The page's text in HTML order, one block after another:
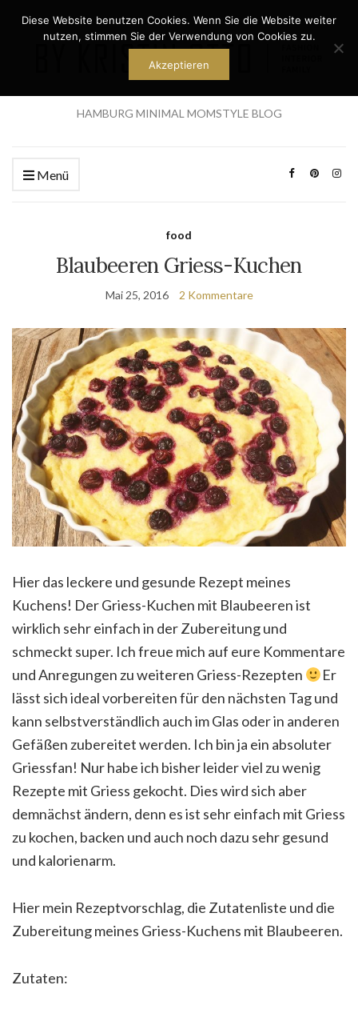
HAMBURG MINIMAL MOMSTYLE BLOG
Menü
food
Blaubeeren Griess-Kuchen
Mai 25, 2016 2 Kommentare
Hier das leckere und gesunde Rezept meines
Kuchens! Der Griess-Kuchen mit Blaubeeren ist
wirklich sehr einfach in der Zubereitung und
schmeckt super. Ich freue mich auf eure Kommentare
und Anregungen zu weiteren Griess-Rezepten
Er
lässt sich ideal vorbereiten für den nächsten Tag und
kann selbstverständlich auch im Glas oder in anderen
Gefäßen zubereitet werden. Ich bin ja ein absoluter
Griessfan! Nur habe ich bisher leider viel zu wenig
Rezepte mit Griess gekocht. Dies wird sich aber
demnächst ändern, denn es ist sehr einfach mit Griess
zu kochen, backen und auch noch dazu sehr gesund
und kalorienarm.
Hier mein Rezeptvorschlag, die Zutatenliste und die
Zubereitung meines Griess-Kuchens mit Blaubeeren.
Zutaten:
Diese Website benutzen Cookies. Wenn Sie die Website weiter
nutzen, stimmen Sie der Verwendung von Cookies zu.
Akzeptieren